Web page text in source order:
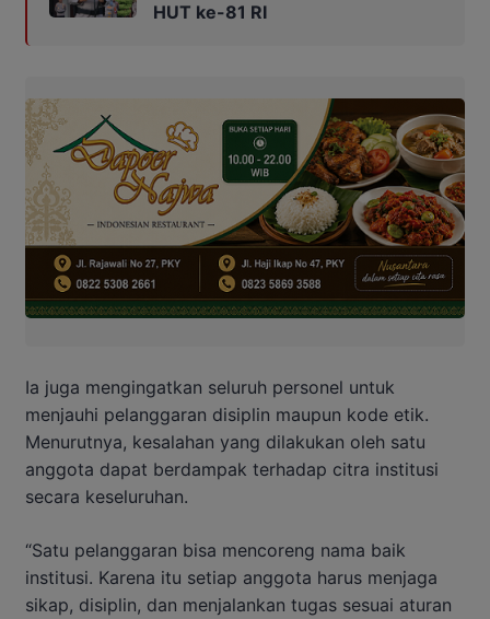
HUT ke-81 RI
Ia juga mengingatkan seluruh personel untuk
menjauhi pelanggaran disiplin maupun kode etik.
Menurutnya, kesalahan yang dilakukan oleh satu
anggota dapat berdampak terhadap citra institusi
secara keseluruhan.
“Satu pelanggaran bisa mencoreng nama baik
institusi. Karena itu setiap anggota harus menjaga
sikap, disiplin, dan menjalankan tugas sesuai aturan